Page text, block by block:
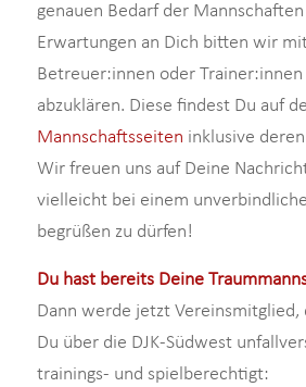
genauen Bedarf der
Erwartungen an Dich bitten wir
Betreuer:innen oder
abzuklären. Diese findest Du auf
Mannschaftsseiten inklusive
Wir freuen uns auf Deine
vielleicht bei einem
begrüßen zu dürfen!
Du hast bereits Deine
Dann werde jetzt Vereinsmitglied,
Du über die DJK-Südwest
trainings- und spielberechtigt: